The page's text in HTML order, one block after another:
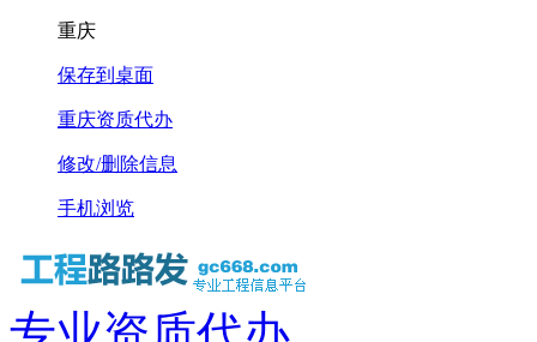
重庆
保存到桌面
重庆资质代办
修改/删除信息
手机浏览